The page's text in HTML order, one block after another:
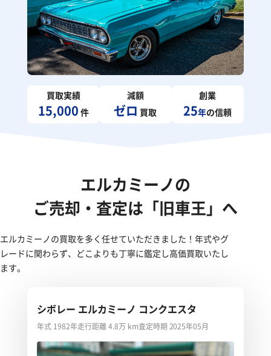
買取実績
15,000 件
減額
ゼロ 買取
創業
25年の信頼
エルカミーノの
ご売却・査定は「旧車王」へ
エルカミーノの買取を多く任せていただきました！年式やグ
レードに関わらず、どこよりも丁寧に鑑定し高価買取いたし
ます。
シボレー エルカミーノ コンクエスタ
年式 1982年走行距離 4.8万 km査定時期 2025年05月